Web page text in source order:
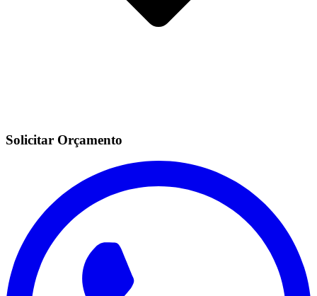
Solicitar Orçamento